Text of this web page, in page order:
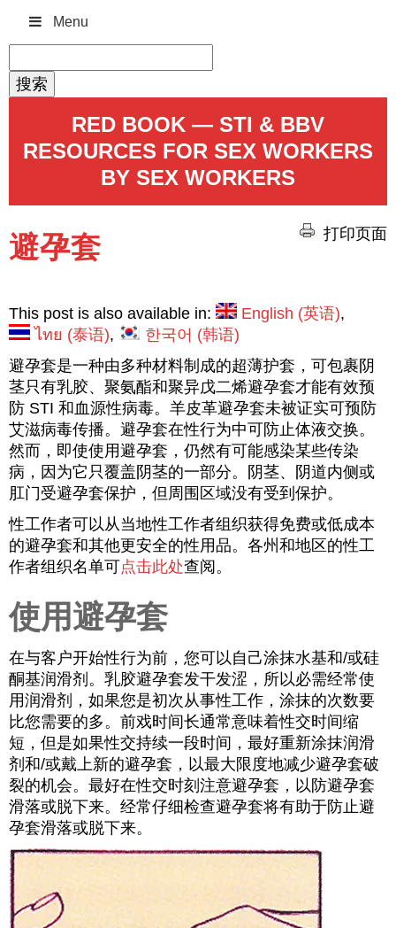
Menu
索：
RED BOOK — STI & BBV
RESOURCES FOR SEX WORKERS
BY SEX WORKERS
打印页面
避孕套
This post is also available in: English (英语)
ไทย (泰语) 한국어 (韩语)
避孕套是一种由多种材料制成的超薄护套，可包裹阴
茎只有乳胶、聚氨酯和聚异戊二烯避孕套才能有效预
防 STI 和血源性病毒。羊皮革避孕套未被证实可预防
艾滋病毒传播。避孕套在性行为中可防止体液交换。
然而，即使使用避孕套，仍然有可能感染某些传染
病，因为它只覆盖阴茎的一部分。阴茎、阴道内侧或
肛门受避孕套保护，但周围区域没有受到保护。
性工作者可以从当地性工作者组织获得免费或低成本
的避孕套和其他更安全的性用品。各州和地区的性工
作者组织名单可点击此处查阅 。
使用避孕套
在与客户开始性行为前，您可以自己涂抹水基和/或硅
酮基润滑剂。乳胶避孕套发干发涩，所以必需经常使
用润滑剂，如果您是初次从事性工作，涂抹的次数要
比您需要的多。前戏时间长通常意味着性交时间缩
短，但是如果性交持续一段时间，最好重新涂抹润滑
剂和/或戴上新的避孕套，以最大限度地减少避孕套破
裂的机会。最好在性交时刻注意避孕套，以防避孕套
滑落或脱下来。经常仔细检查避孕套将有助于防止避
孕套滑落或脱下来。